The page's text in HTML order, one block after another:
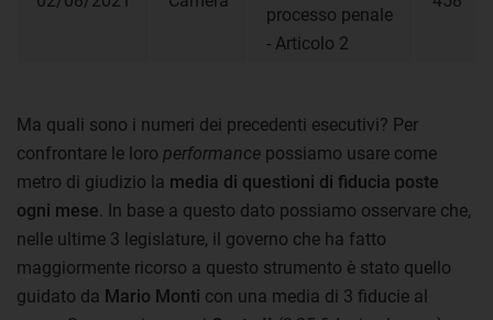
processo penale
- Articolo 2
Ma quali sono i numeri dei precedenti esecutivi? Per
confrontare le loro performance possiamo usare come
metro di giudizio la media di questioni di fiducia poste
ogni mese . In base a questo dato possiamo osservare che,
nelle ultime 3 legislature, il governo che ha fatto
maggiormente ricorso a questo strumento è stato quello
guidato da Mario Monti con una media di 3 fiducie al